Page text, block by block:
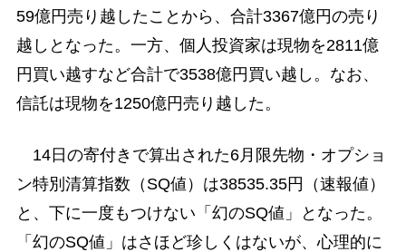
59億円売り越したことから、合計3367億円の売り
越しとなった。一方、個人投資家は現物を2811億
円買い越すなど合計で3538億円買い越し。なお、
信託は現物を1250億円売り越した。
14日の寄付きで算出された6月限先物・オプショ
ン特別清算指数（SQ値）は38535.35円（速報値）
と、下に一度もつけない「幻のSQ値」となった。
「幻のSQ値」はさほど珍しくはないが、心理的に